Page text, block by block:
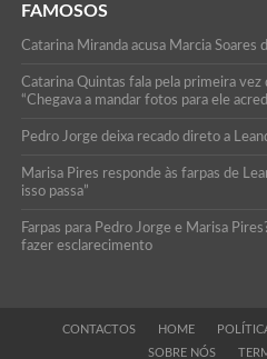
FAMOSOS
Catarina Miranda acusa Marcia Soares
Catarina Quintas fala pela primeira
“Chegava a mandar fotos para ele
Pedro Jorge deixa recado direto a
Marisa Pires responde às farpas de
isso passa”
Farpas para Pedro Jorge e Marisa
fazer esclarecimento
CONTACTOS HOME
SOBRE NÓS